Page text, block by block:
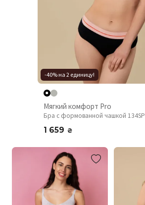
-40% на 2 единицу!
Мягкий комфорт Pro
Бра с формованной чашкой 134SP
1 659 ₴